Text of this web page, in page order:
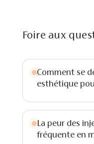
Foire aux
Comment se
esthétique
La peur des
fréquente en